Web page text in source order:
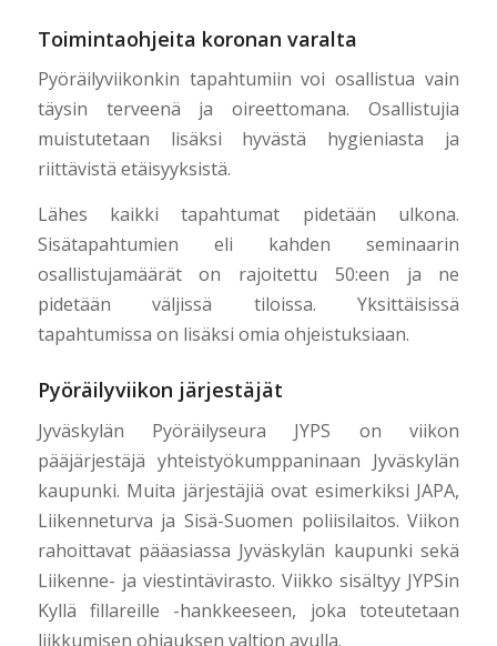
Toimintaohjeita koronan varalta
Pyöräilyviikonkin tapahtumiin voi osallistua vain
täysin terveenä ja oireettomana. Osallistujia
muistutetaan lisäksi hyvästä hygieniasta ja
riittävistä etäisyyksistä.
Lähes kaikki tapahtumat pidetään ulkona.
Sisätapahtumien eli kahden seminaarin
osallistujamäärät on rajoitettu 50:een ja ne
pidetään väljissä tiloissa. Yksittäisissä
tapahtumissa on lisäksi omia ohjeistuksiaan.
Pyöräilyviikon järjestäjät
Jyväskylän Pyöräilyseura JYPS on viikon
pääjärjestäjä yhteistyökumppaninaan Jyväskylän
kaupunki. Muita järjestäjiä ovat esimerkiksi JAPA,
Liikenneturva ja Sisä-Suomen poliisilaitos. Viikon
rahoittavat pääasiassa Jyväskylän kaupunki sekä
Liikenne- ja viestintävirasto. Viikko sisältyy JYPSin
Kyllä fillareille -hankkeeseen, joka toteutetaan
liikkumisen ohjauksen valtion avulla.